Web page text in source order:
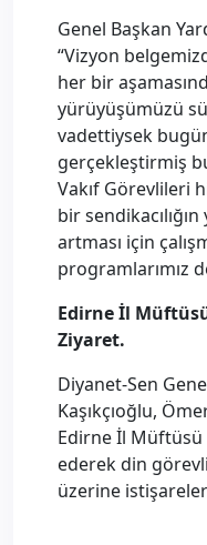
Genel Başkan
“Vizyon
her bir
yürüyüşümüzü
vadettiysek
gerçekleştirmiş
Vakıf Görevlileri
bir
artması için
programlarımız
Edirne İl
Ziyaret.
Diyanet-Sen
Kaşıkçıoğlu,
Edirne İl Müftüsü
ederek din
üzerine